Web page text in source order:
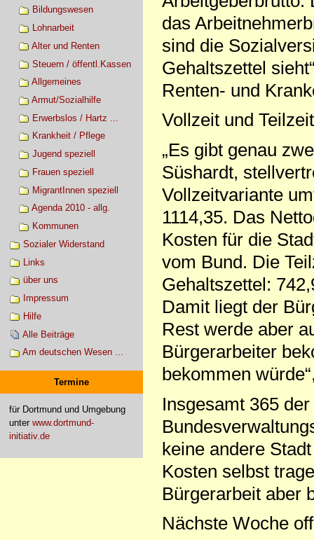
Bildungswesen
Lohnarbeit
Alter und Renten
Steuern / öffentl.Kassen
Allgemeines
Armut/Sozialhilfe
Erwerbslos / Hartz ...
Krankheit / Pflege
Jugend speziell
Frauen speziell
MigrantInnen speziell
Agenda 2010 - allg.
Kommunen
Sozialer Widerstand
Links
über uns
Impressum
Hilfe
Alle Beiträge
Am deutschen Wesen ...
Termine
für Dortmund und Umgebung
unter www.dortmund-
initiativ.de
das
sind die
Gehaltszettel
Renten- und
Vollzeit und Teilzeit
„Es gibt genau
Süshardt,
Vollzeitvariante
1114,35. Das
Kosten für die
vom Bund. Die
Gehaltszettel:
Damit liegt der
Rest werde aber
Bürgerarbeiter
bekommen
Insgesamt 365
keine andere
Kosten selbst
Bürgerarbeit aber
Nächste Woche